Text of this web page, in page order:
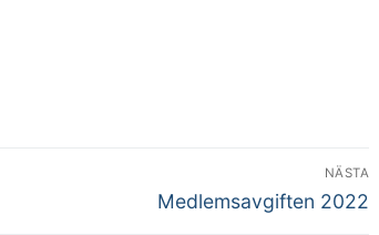
NÄSTA
Nästa
Medlemsavgiften 2022